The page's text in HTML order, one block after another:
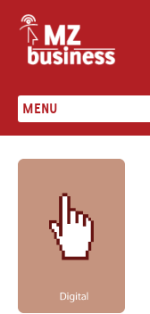
MENU
CLIENTES
CONTACTOS